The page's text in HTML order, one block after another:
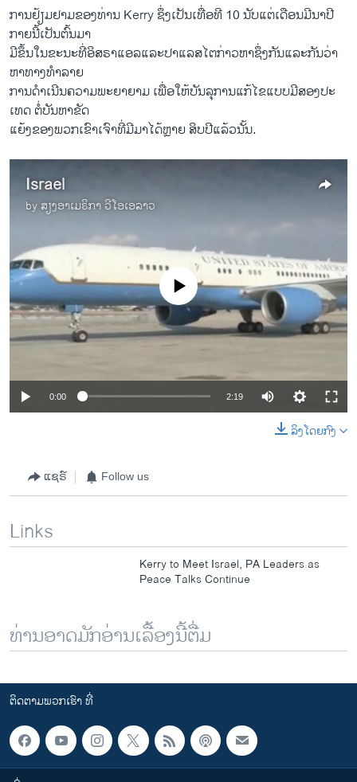
ການ​ຢ້ຽມຢາ​ມຂອງ​ທ່ານ ​Kerry ຊຶ່ງເປັນ​ເທື່ອ​ທີ 10 ນັບ​ແຕ່​ເດືອນ​ມີນາປີ​
ກາຍນີ້​ເປັນຕົ້ນມາ​
ມີ​ຂຶ້ນໃນ​ຂະນະ​ທີ່ອິສຣາ​ແອ​ລແລະ​ປາ​ແລ​ສ​ໄຕກ່າວ​ຫາ​ຊຶ່ງ​ກັນ​ແລ​ະກັນວ່າ
ຫາ​ທາງ​ທຳລາຍ
ການ​ດຳ​ເນີນ​ຄວາມພະຍາຍາມ ​ເພື່ອ​ໃຫ້​ບັນລຸ​ການ​ແກ້​ໄຂແບບ​ມີສອງ​ປະ​
ເທດ ຕໍ່​ບັນຫາ​ຂັດ​
ແຍ້​ງຂອງ​ພວກ​ເຂົາ​ເຈົາທີ່ມີ​ມາ​ໄດ້​ຫຼາຍ ສິບ​ປີ​ແລ້ວນັ້ນ.
Israel
by ສຽງອາເມຣິກາ ວີໂອເອລາວ
No media source currently available
0:00 2:19
ລິງໂດຍກົງ
ແຊຣ໌ Follow us
Links
Kerry to Meet Israel, PA Leaders as
Peace Talks Continue
ທ່ານອາດມັກອ່ານເລື້ອງນີ້ຕື່ມ
ຕິດຕາມພວກເຮົາ ທີ່